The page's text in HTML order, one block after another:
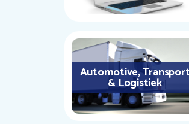
Automotive,
& Logistiek